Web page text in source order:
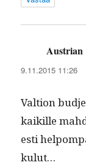
Austrian
9.11.2015 11:26
Val­tion
kaikille
es­ti
kulut…